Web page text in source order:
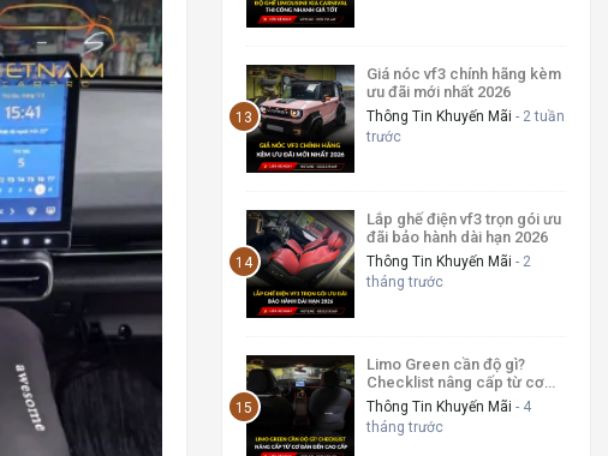
Giá nóc vf3 chính hãng kèm
ưu đãi mới nhất 2026
Thông Tin Khuyến Mãi - 2 tuần
trước
Lắp ghế điện vf3 trọn gói ưu
đãi bảo hành dài hạn 2026
Thông Tin Khuyến Mãi - 2
tháng trước
Limo Green cần độ gì?
Checklist nâng cấp từ cơ
bản đến cao cấp
Thông Tin Khuyến Mãi - 4
tháng trước